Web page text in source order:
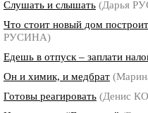
Слушать и слышать (Дарья
Что стоит новый дом
РУСИНА)
Едешь в отпуск – заплати
Он и химик, и медбрат
Готовы реагировать (Денис